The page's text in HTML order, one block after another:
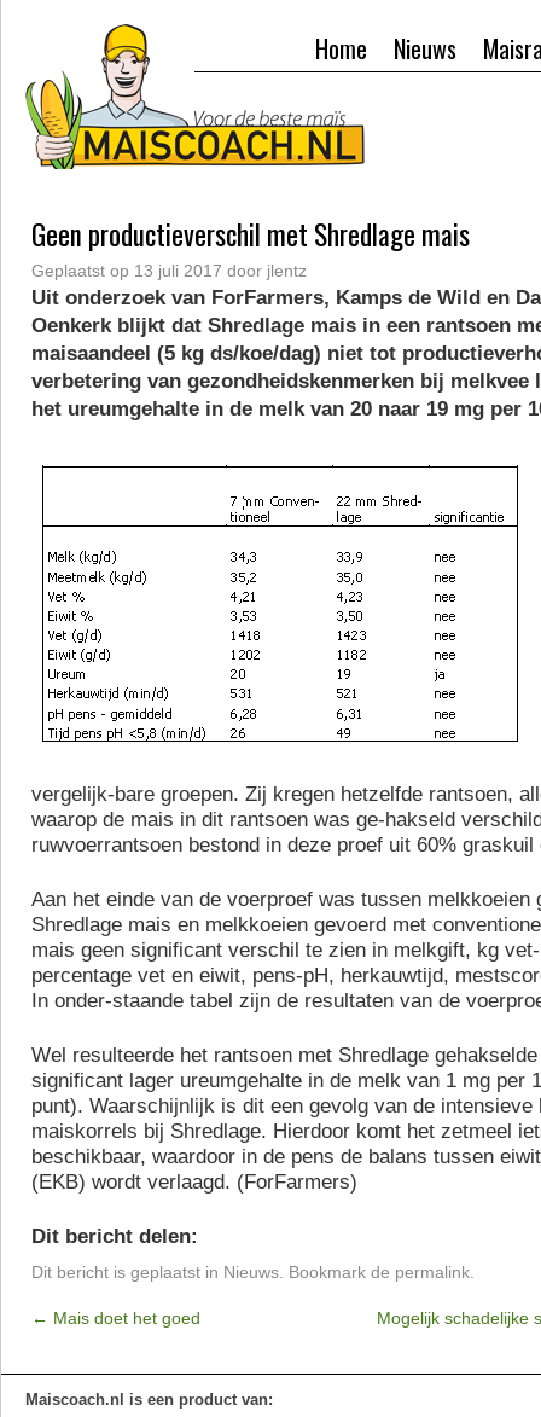
Nieuws
Home
Geen productieverschil met Shredlage mais
Geplaatst op 13 juli 2017 door jlentz
Uit onderzoek van ForFarmers, Kamps de Wild en
Oenkerk blijkt dat Shredlage mais in een rantsoen
maisaandeel (5 kg ds/koe/dag) niet tot
verbetering van gezondheidskenmerken bij melkvee
het ureumgehalte in de melk van 20 naar 19 mg per
vergelijk-bare groepen. Zij kregen hetzelfde rantsoen,
waarop de mais in dit rantsoen was ge-hakseld
ruwvoerrantsoen bestond in deze proef uit 60%
Aan het einde van de voerproef was tussen melkkoeien
Shredlage mais en melkkoeien gevoerd met
mais geen significant verschil te zien in melkgift, kg
percentage vet en eiwit, pens-pH, herkauwtijd,
In onder-staande tabel zijn de resultaten van de
Wel resulteerde het rantsoen met Shredlage
significant lager ureumgehalte in de melk van 1 mg per
punt). Waarschijnlijk is dit een gevolg van de intensieve
maiskorrels bij Shredlage. Hierdoor komt het zetmeel
beschikbaar, waardoor in de pens de balans tussen
(EKB) wordt verlaagd. (ForFarmers)
Dit bericht delen:
Dit bericht is geplaatst in Nieuws . Bookmark de permalink
← Mais doet het goed Mogelijk schadelijke
Maiscoach.nl is een product van: